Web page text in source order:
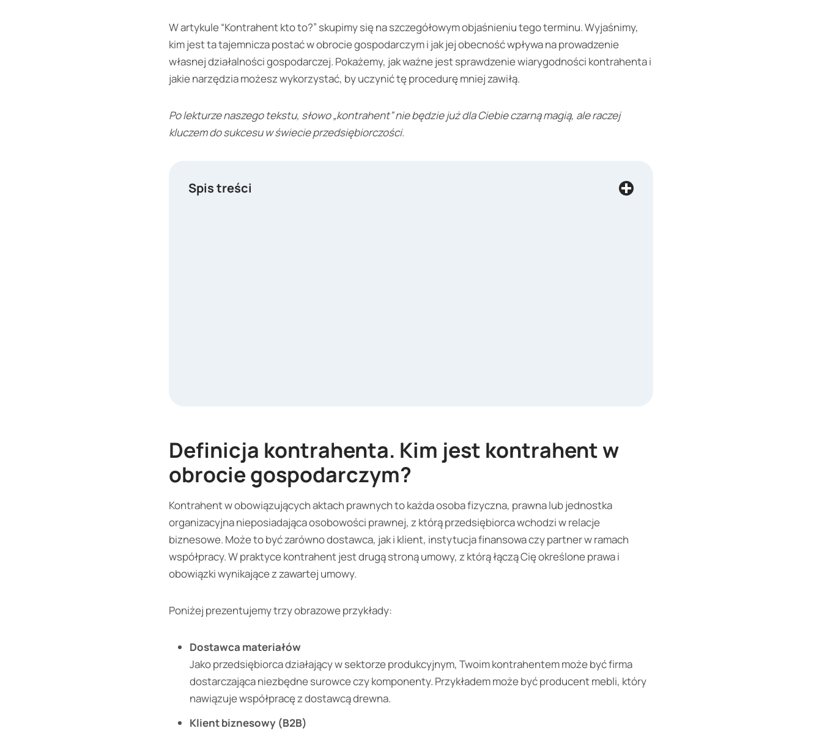
W artykule “Kontrahent kto to?” skupimy się na szczegółowym objaśnieniu tego terminu. Wyjaśnimy,
kim jest ta tajemnicza postać w obrocie gospodarczym i jak jej obecność wpływa na prowadzenie
własnej działalności gospodarczej. Pokażemy, jak ważne jest sprawdzenie wiarygodności kontrahenta i
jakie narzędzia możesz wykorzystać, by uczynić tę procedurę mniej zawiłą.
Po lekturze naszego tekstu, słowo „kontrahent” nie będzie już dla Ciebie czarną magią, ale raczej
kluczem do sukcesu w świecie przedsiębiorczości.
Spis treści
Definicja kontrahenta. Kim jest kontrahent w
obrocie gospodarczym?
Kontrahent w obowiązujących aktach prawnych to każda osoba fizyczna, prawna lub jednostka
organizacyjna nieposiadająca osobowości prawnej, z którą przedsiębiorca wchodzi w relacje
biznesowe. Może to być zarówno dostawca, jak i klient, instytucja finansowa czy partner w ramach
współpracy. W praktyce kontrahent jest drugą stroną umowy, z którą łączą Cię określone prawa i
obowiązki wynikające z zawartej umowy.
Poniżej prezentujemy trzy obrazowe przykłady:
Dostawca materiałów
Jako przedsiębiorca działający w sektorze produkcyjnym, Twoim kontrahentem może być firma
dostarczająca niezbędne surowce czy komponenty. Przykładem może być producent mebli, który
nawiązuje współpracę z dostawcą drewna.
Klient biznesowy (B2B)